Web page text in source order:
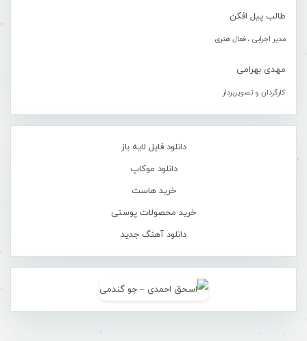
طالب پیل افکن
مدیر اجرایی ، فعال هنری
مهدی بهرامی
کارگردان و تصویربردار
دانلود فایل لایه باز
دانلود موکاپ
خرید هاست
خرید محصولات پوستی
دانلود آهنگ جدید